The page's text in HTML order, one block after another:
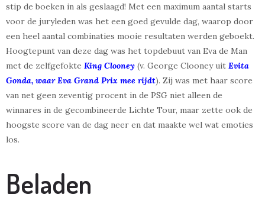
stip de boeken in als geslaagd! Met een maximum aantal starts
voor de juryleden was het een goed gevulde dag, waarop door
een heel aantal combinaties mooie resultaten werden geboekt.
Hoogtepunt van deze dag was het topdebuut van Eva de Man
met de zelfgefokte King Clooney (v. George Clooney uit Evita
Gonda, waar Eva Grand Prix mee rijdt). Zij was met haar score
van net geen zeventig procent in de PSG niet alleen de
winnares in de gecombineerde Lichte Tour, maar zette ook de
hoogste score van de dag neer en dat maakte wel wat emoties
los.
Beladen